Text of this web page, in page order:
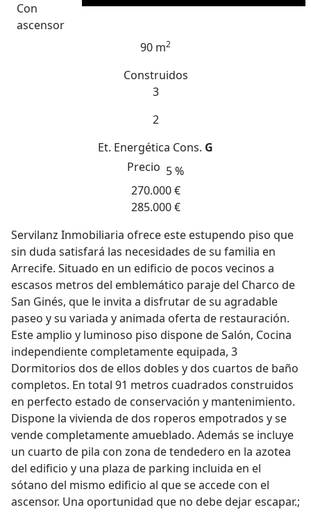
Con
ascensor
90 m2
Construidos
3
2
Et. Energética Cons. G
Precio 5 %
270.000 €
285.000 €
Servilanz Inmobiliaria ofrece este estupendo piso que
sin duda satisfará las necesidades de su familia en
Arrecife. Situado en un edificio de pocos vecinos a
escasos metros del emblemático paraje del Charco de
San Ginés, que le invita a disfrutar de su agradable
paseo y su variada y animada oferta de restauración.
Este amplio y luminoso piso dispone de Salón, Cocina
independiente completamente equipada, 3
Dormitorios dos de ellos dobles y dos cuartos de baño
completos. En total 91 metros cuadrados construidos
en perfecto estado de conservación y mantenimiento.
Dispone la vivienda de dos roperos empotrados y se
vende completamente amueblado. Además se incluye
un cuarto de pila con zona de tendedero en la azotea
del edificio y una plaza de parking incluida en el
sótano del mismo edificio al que se accede con el
ascensor. Una oportunidad que no debe dejar escapar.;